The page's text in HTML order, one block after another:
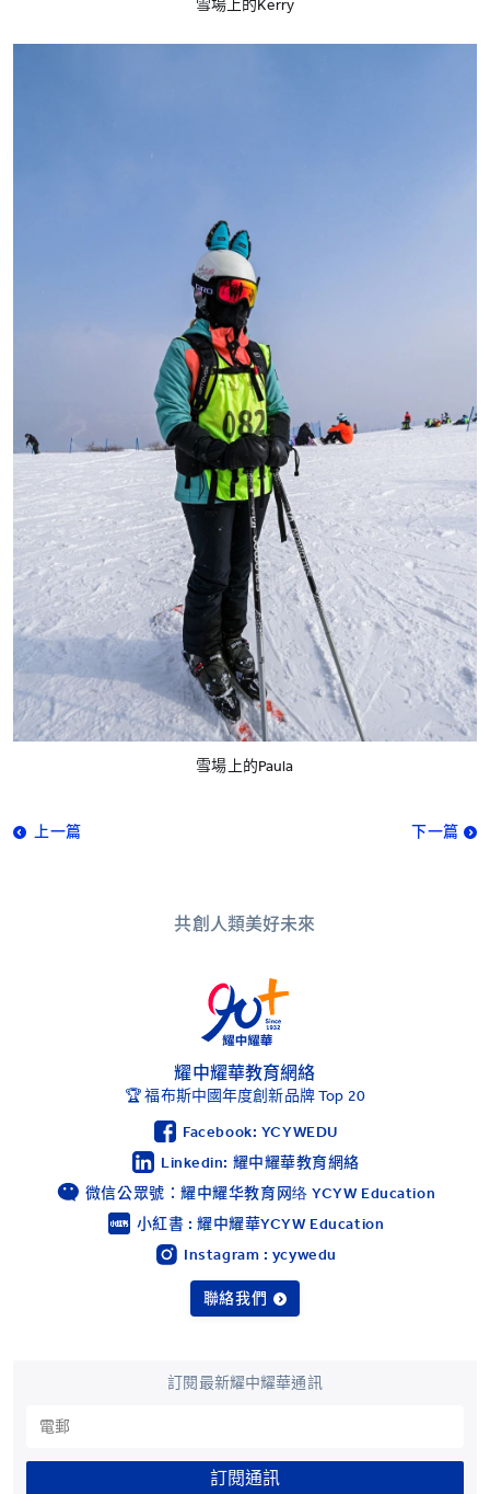
雪場上的Kerry
雪場上的Paula
上一篇 下一篇
共創人類美好未來
耀中耀華教育網絡
🏆 福布斯中國年度創新品牌 Top 20
Facebook: YCYWEDU
Linkedin: 耀中耀華教育網絡
微信公眾號：耀中耀华教育网络 YCYW Education
小紅書 : 耀中耀華YCYW Education
Instagram : ycywedu
聯絡我們
訂閱最新耀中耀華通訊
訂閱通訊